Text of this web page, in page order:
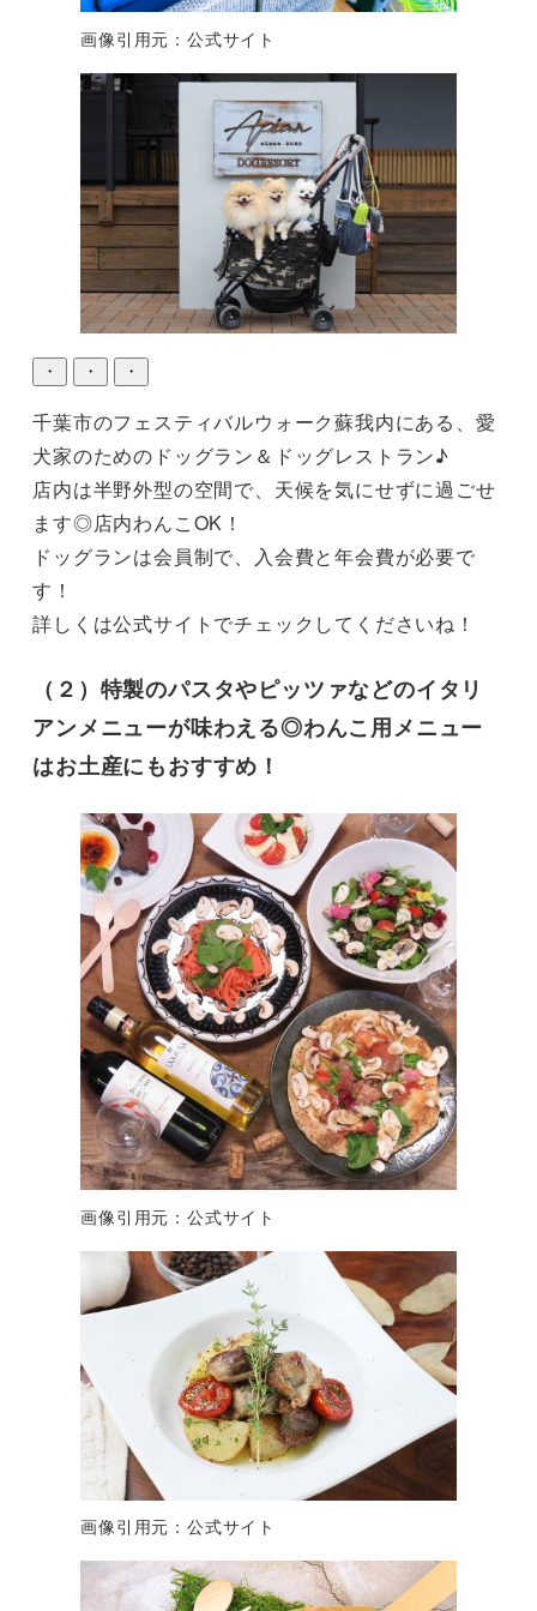
画像引用元：公式サイト
・ ・ ・
千葉市のフェスティバルウォーク蘇我内にある、愛
犬家のためのドッグラン＆ドッグレストラン♪
店内は半野外型の空間で、天候を気にせずに過ごせ
ます◎店内わんこOK！
ドッグランは会員制で、入会費と年会費が必要で
す！
詳しくは公式サイトでチェックしてくださいね！
（２）特製のパスタやピッツァなどのイタリ
アンメニューが味わえる◎わんこ用メニュー
はお土産にもおすすめ！
画像引用元：公式サイト
画像引用元：公式サイト